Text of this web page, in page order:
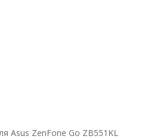
Asus ZenFone Go ZB551KL